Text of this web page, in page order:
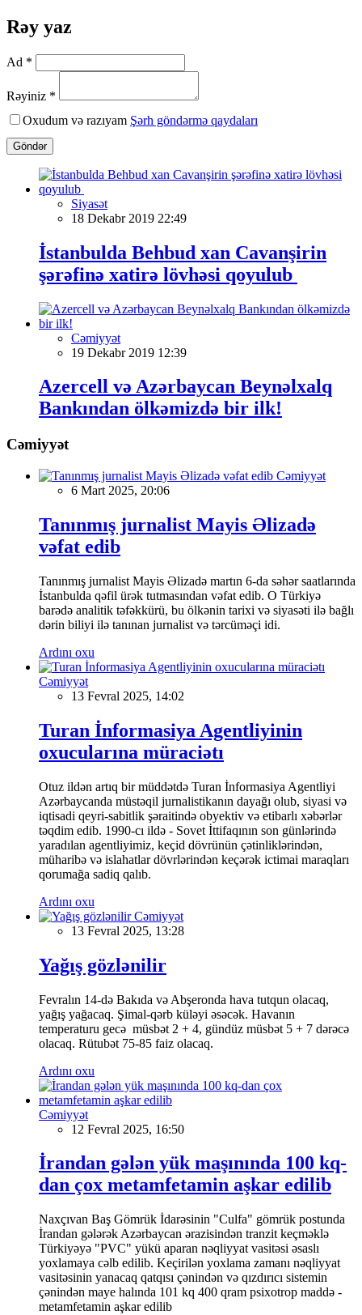
Rəy yaz
Ad *
Rəyiniz *
Oxudum və razıyam Şərh göndərmə qaydaları
Göndər
Siyasət
18 Dekabr 2019 22:49
İstanbulda Behbud xan Cavanşirin
şərəfinə xatirə lövhəsi qoyulub
Cəmiyyət
19 Dekabr 2019 12:39
Azercell və Azərbaycan Beynəlxalq
Bankından ölkəmizdə bir ilk!
Cəmiyyət
Cəmiyyət
6 Mart 2025, 20:06
Tanınmış jurnalist Mayis Əlizadə
vəfat edib
Tanınmış jurnalist Mayis Əlizadə martın 6-da səhər saatlarında
İstanbulda qəfil ürək tutmasından vəfat edib. O Türkiyə
barədə analitik təfəkkürü, bu ölkənin tarixi və siyasəti ilə bağlı
dərin biliyi ilə tanınan jurnalist və tərcüməçi idi.
Ardını oxu
Cəmiyyət
13 Fevral 2025, 14:02
Turan İnformasiya Agentliyinin
oxucularına müraciətı
Otuz ildən artıq bir müddətdə Turan İnformasiya Agentliyi
Azərbaycanda müstəqil jurnalistikanın dayağı olub, siyasi və
iqtisadi qeyri-sabitlik şəraitində obyektiv və etibarlı xəbərlər
təqdim edib. 1990-cı ildə - Sovet İttifaqının son günlərində
yaradılan agentliyimiz, keçid dövrünün çətinliklərindən,
müharibə və islahatlar dövrlərindən keçərək ictimai maraqları
qorumağa sadiq qalıb.
Ardını oxu
Cəmiyyət
13 Fevral 2025, 13:28
Yağış gözlənilir
Fevralın 14-də Bakıda və Abşeronda hava tutqun olacaq,
yağış yağacaq. Şimal-qərb küləyi əsəcək. Havanın
temperaturu gecə müsbət 2 + 4, gündüz müsbət 5 + 7 dərəcə
olacaq. Rütubət 75-85 faiz olacaq.
Ardını oxu
Cəmiyyət
12 Fevral 2025, 16:50
İrandan gələn yük maşınında 100 kq-
dan çox metamfetamin aşkar edilib
Naxçıvan Baş Gömrük İdarəsinin "Culfa" gömrük postunda
İrandan gələrək Azərbaycan ərazisindən tranzit keçməklə
Türkiyəyə "PVC" yükü aparan nəqliyyat vasitəsi əsaslı
yoxlamaya cəlb edilib. Keçirilən yoxlama zamanı nəqliyyat
vasitəsinin yanacaq qatqısı çənindən və qızdırıcı sistemin
çənindən maye halında 101 kq 400 qram psixotrop maddə -
metamfetamin aşkar edilib